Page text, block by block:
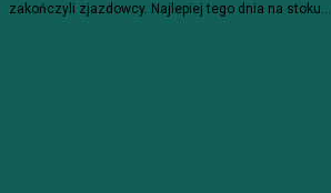
zakończyli zjazdowcy. Najlepiej tego dnia na stoku...